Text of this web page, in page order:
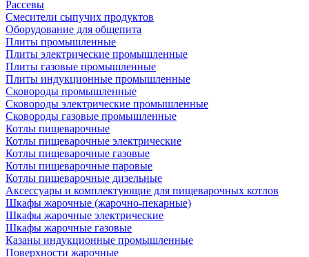
Рассевы
Смесители сыпучих продуктов
Оборудование для общепита
Плиты промышленные
Плиты электрические промышленные
Плиты газовые промышленные
Плиты индукционные промышленные
Сковороды промышленные
Сковороды электрические промышленные
Сковороды газовые промышленные
Котлы пищеварочные
Котлы пищеварочные электрические
Котлы пищеварочные газовые
Котлы пищеварочные паровые
Котлы пищеварочные дизельные
Аксессуары и комплектующие для пищеварочных котлов
Шкафы жарочные (жарочно-пекарные)
Шкафы жарочные электрические
Шкафы жарочные газовые
Казаны индукционные промышленные
Поверхности жарочные